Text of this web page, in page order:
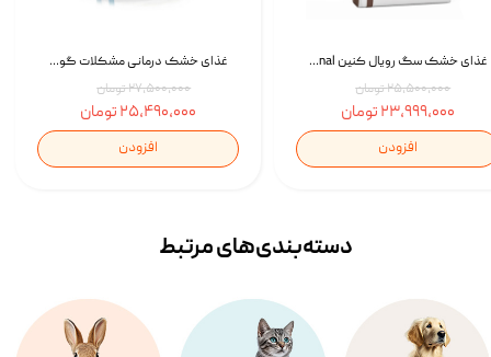
غذای خشک درمانی مشکلات گوارشی سگ رویال کنین Royal Canin Hypoallergenic وزن 7 کیلوگرم | پت استوک
۲۷,۵۰۰,۰۰۰ تومان
۲۵,۴۹۰,۰۰۰ تومان
افزودن
غذای خشک سگ رویال کنین Royal Canin Gastrointestinal وزن 7.5 کیلوگرم | پت استوک
۲۵,۵۰۰,۰۰۰ تومان
۲۳,۹۹۹,۰۰۰ تومان
افزودن
دسته‌بندی‌‌های مرتبط